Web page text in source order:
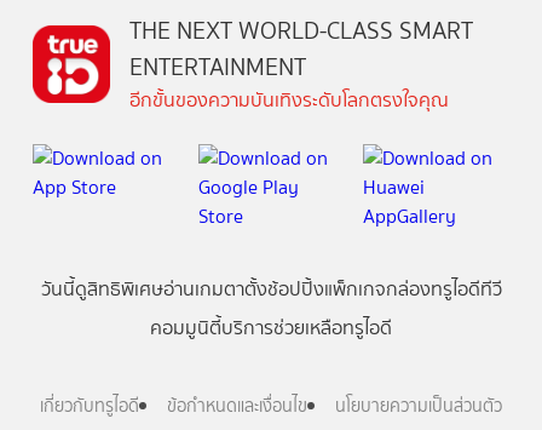
THE NEXT WORLD-CLASS SMART
ENTERTAINMENT
อีกขั้นของความบันเทิงระดับโลกตรงใจคุณ
วันนี้ดูสิทธิพิเศษอ่านเกมตาตั้งช้อปปิ้งแพ็กเกจกล่องทรูไอดีทีวี
คอมมูนิตี้บริการช่วยเหลือทรูไอดี
เกี่ยวกับทรูไอดี ข้อกำหนดและเงื่อนไข นโยบายความเป็นส่วนตัว